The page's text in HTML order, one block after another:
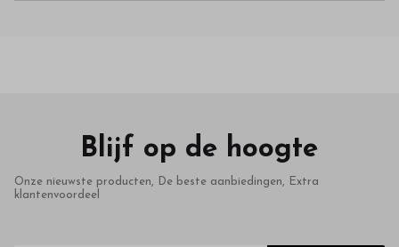
Blijf op de hoogte
Onze nieuwste producten, De beste aanbiedingen, Extra
klantenvoordeel